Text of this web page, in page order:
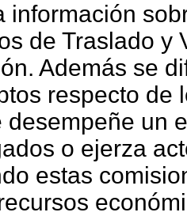
información
de Traslado y
Además se
respecto de
desempeñe un
o ejerza
estas